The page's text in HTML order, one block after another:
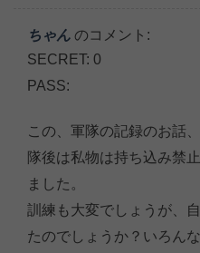
ちゃん のコメント:
SECRET: 0
PASS:
この、軍隊の記録のお話
隊後は私物は持ち込み禁
ました。
訓練も大変でしょうが、
たのでしょうか？いろん